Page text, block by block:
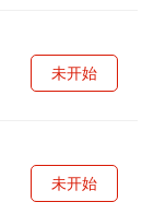
未开始
未开始